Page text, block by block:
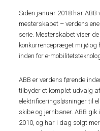
Siden januar 2018 har ABB
mesterskabet – verdens
serie. Mesterskabet viser
konkurrencepræget miljø
inden for e-
ABB er verdens førende
tilbyder et komplet udvalg
elektrificeringsløsninger til
skibe og jernbaner. ABB
2010, og har i dag solgt